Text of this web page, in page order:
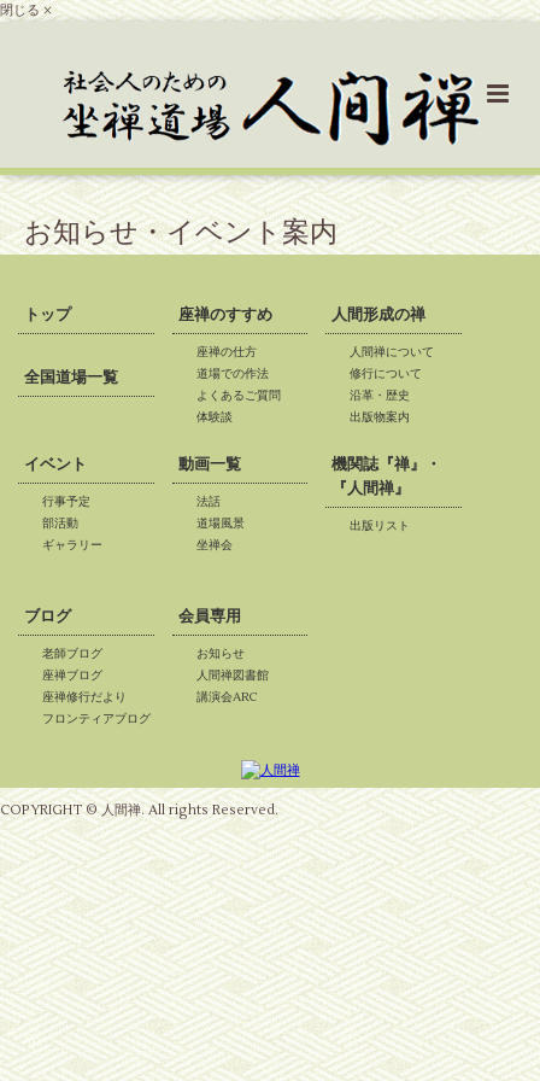
閉じる ×
お知らせ・イベント案内
トップ
全国道場一覧
座禅のすすめ
座禅の仕方
道場での作法
よくあるご質問
体験談
人間形成の禅
人間禅について
修行について
沿革・歴史
出版物案内
イベント
行事予定
部活動
ギャラリー
動画一覧
法話
道場風景
坐禅会
機関誌『禅』・
『人間禅』
出版リスト
ブログ
老師ブログ
座禅ブログ
座禅修行だより
フロンティアブログ
会員専用
お知らせ
人間禅図書館
講演会ARC
COPYRIGHT © 人間禅. All rights Reserved.